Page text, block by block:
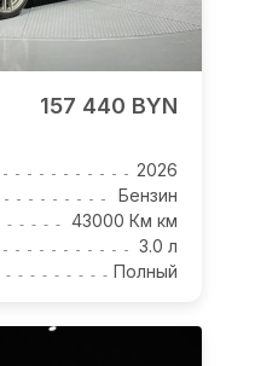
157 440 BYN
2026
Бензин
43000 Км км
3.0 л
Полный